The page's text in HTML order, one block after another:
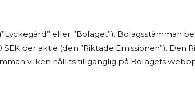
eller ”Bolaget”). Bolagsstämman
per aktie (den ”Riktade Emissionen”). Den
vilken hållits tillgänglig på Bolagets